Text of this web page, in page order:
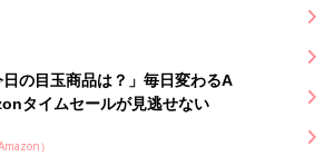
日の目玉商品は？」毎日変わるA
タイムセールが見逃せない
）